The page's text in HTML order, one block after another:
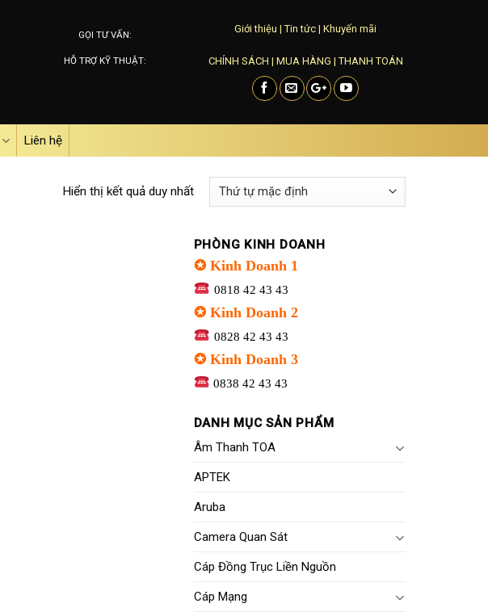
GỌI TƯ VẤN:
HỖ TRỢ KỸ THUẬT:
Giới thiệu |Tin tức | Khuyến mãi
CHÍNH SÁCH | MUA HÀNG |THANH TOÁN
Liên hệ
Hiển thị kết quả duy nhất
PHÒNG KINH DOANH
✪ Kinh Doanh 1
0818 42 43 43
✪ Kinh Doanh 2
0828 42 43 43
✪ Kinh Doanh 3
0838 42 43 43
DANH MỤC SẢN PHẨM
Âm Thanh TOA
APTEK
Aruba
Camera Quan Sát
Cáp Đồng Trục Liền Nguồn
Cáp Mạng